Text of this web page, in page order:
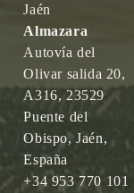
Jaén
Almazara
Autovía del
Olivar salida 20,
A316, 23529
Puente del
Obispo, Jaén,
España
+34 953 770 101